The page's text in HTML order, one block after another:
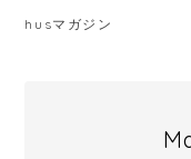
husマガジン